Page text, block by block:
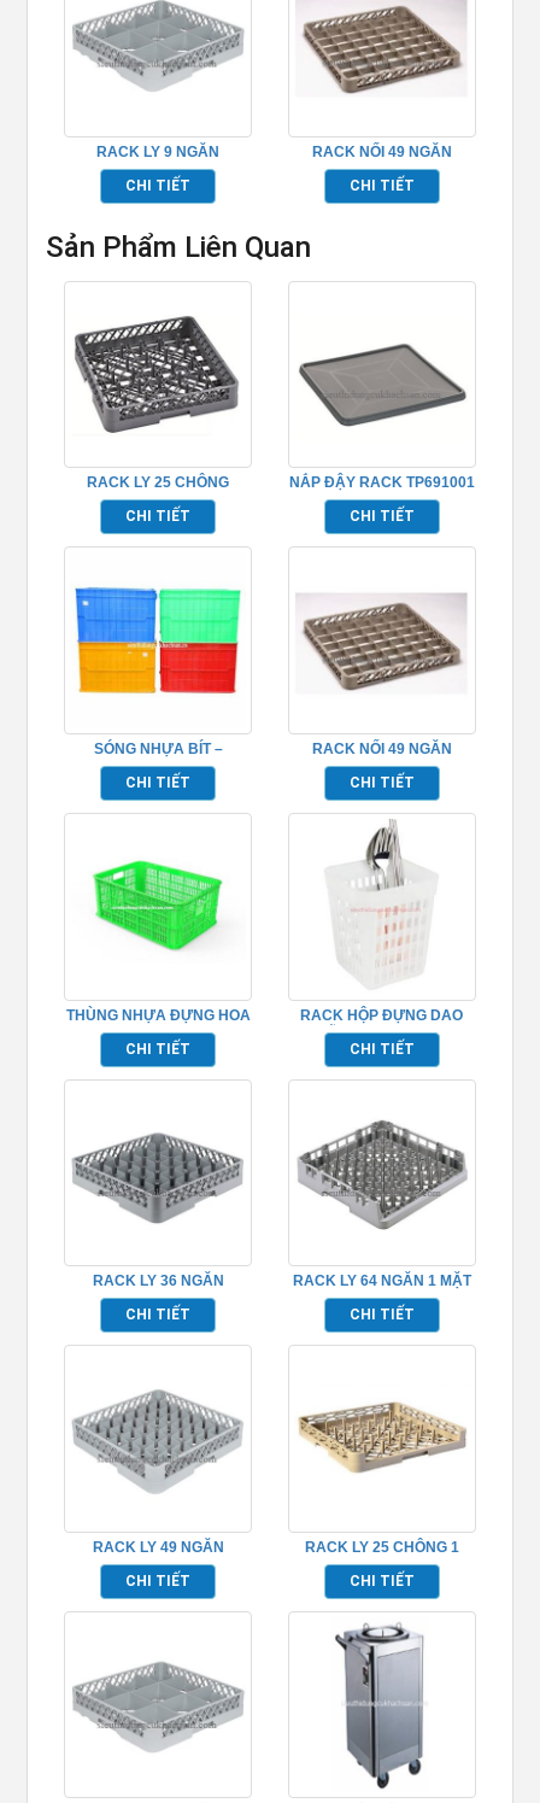
RACK LY 9 NGĂN
TP691008
CHI TIẾT
RACK NỐI 49 NGĂN
TP691019
CHI TIẾT
Sản Phẩm Liên Quan
RACK LY 25 CHÔNG
TP691002
CHI TIẾT
NẮP ĐẬY RACK TP691001
CHI TIẾT
SÓNG NHỰA BÍT –
TPHM050
CHI TIẾT
RACK NỐI 49 NGĂN
TP691019
CHI TIẾT
THÙNG NHỰA ĐỰNG HOA
QUẢ – TPHM055
CHI TIẾT
RACK HỘP ĐỰNG DAO
MUỖNG NĨA TP691021
CHI TIẾT
RACK LY 36 NGĂN
TP691012
CHI TIẾT
RACK LY 64 NGĂN 1 MẶT
HỞ TP691005
CHI TIẾT
RACK LY 49 NGĂN
TP691013
CHI TIẾT
RACK LY 25 CHÔNG 1
MẶT HỞ TP691003
CHI TIẾT